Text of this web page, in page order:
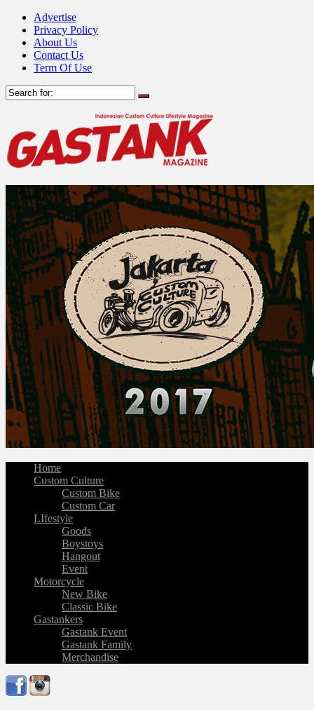
Advertise
Privacy Policy
About Us
Contact Us
Term Of Use
Home
Custom Culture
Custom Bike
Custom Car
LIfestyle
Goods
Boystoys
Hangout
Event
Motorcycle
New Bike
Classic Bike
Gastankers
Gastank Event
Gastank Family
Merchandise